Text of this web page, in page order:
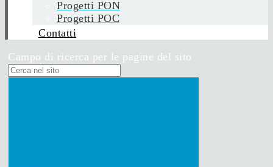
Progetti PON
Progetti POC
Contatti
Campo di ricerca per le pagine del sito